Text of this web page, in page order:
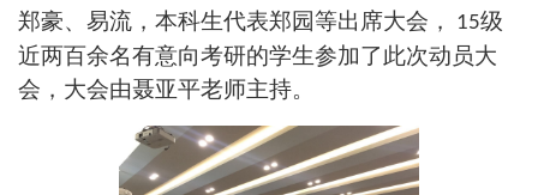
郑豪、易流，本科生代表郑园等出席大会，
15级
近两百余名有意向考研的学生参加了此次动员大
会，大会由聂亚平老师主持。